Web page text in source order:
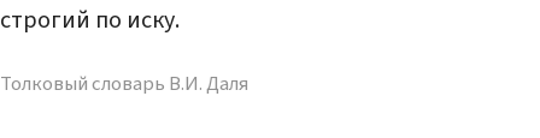
строгий по иску.
Толковый словарь В.И. Даля